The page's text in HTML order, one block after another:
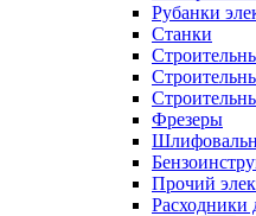
Рубанки
Станки
Фрезеры
Прочий
Расходники